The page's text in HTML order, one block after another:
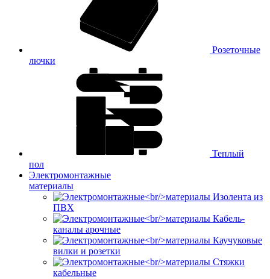
Розеточные
лючки
Теплый
пол
Электромонтажные
материалы
Изолента из
ПВХ
Кабель-
каналы арочные
Каучуковые
вилки и розетки
Стяжки
кабельные